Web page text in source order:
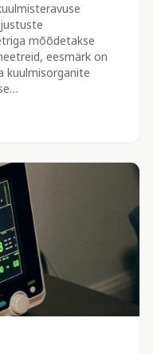
mõõdetakse
eesmärk on
kuulmisorganite